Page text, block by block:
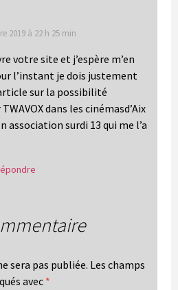
2019 à 22 h 25 min
votre site et j’espère m’en
l’instant je dois justement
sur la possibilité
dans les cinémasd’Aix
association surdi 13 qui me l’a
sera pas publiée. Les champs
avec *